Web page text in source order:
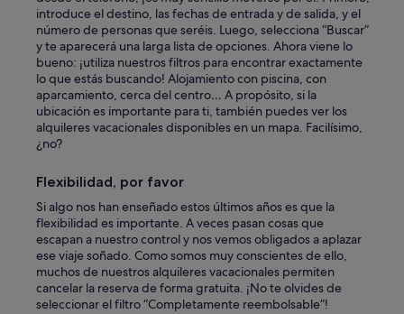
introduce el destino, las fechas de entrada y de salida, y el
número de personas que seréis. Luego, selecciona “Buscar”
y te aparecerá una larga lista de opciones. Ahora viene lo
bueno: ¡utiliza nuestros filtros para encontrar exactamente
lo que estás buscando! Alojamiento con piscina, con
aparcamiento, cerca del centro… A propósito, si la
ubicación es importante para ti, también puedes ver los
alquileres vacacionales disponibles en un mapa. Facilísimo,
¿no?
Flexibilidad, por favor
Si algo nos han enseñado estos últimos años es que la
flexibilidad es importante. A veces pasan cosas que
escapan a nuestro control y nos vemos obligados a aplazar
ese viaje soñado. Como somos muy conscientes de ello,
muchos de nuestros alquileres vacacionales permiten
cancelar la reserva de forma gratuita. ¡No te olvides de
seleccionar el filtro “Completamente reembolsable”!